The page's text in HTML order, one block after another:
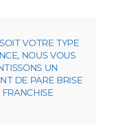
VOTRE TYPE
NOUS VOUS
UN
DE PARE BRISE
FRANCHISE